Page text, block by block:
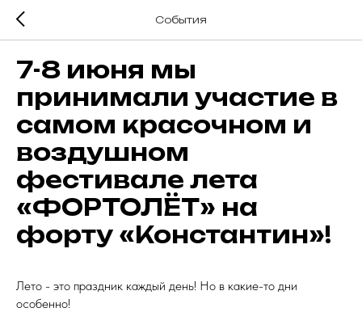
Cобытия
7-8 июня мы
принимали участие в
самом красочном и
воздушном
фестивале лета
«ФОРТОЛЁТ» на
форту «Константин»!
Лето - это праздник каждый день! Но в какие-то дни
особенно!